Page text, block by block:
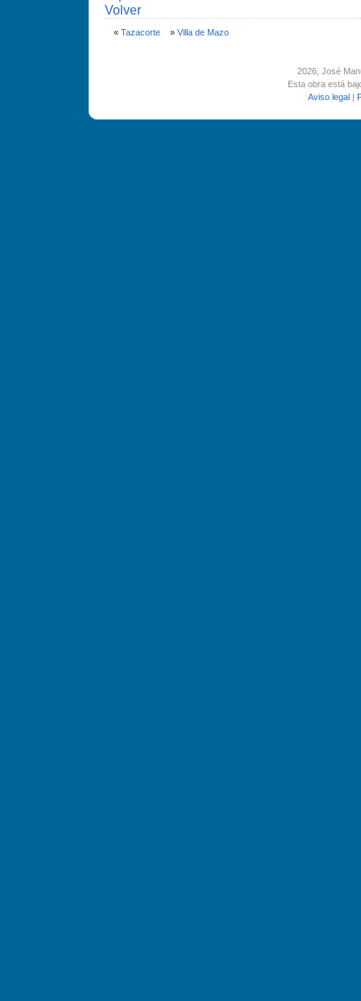
Volver
« Tazacorte» Villa de Mazo
2026, José
Esta obra está
Aviso legal |